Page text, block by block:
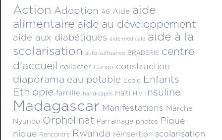
Action Adoption AG Aide aide
alimentaire aide au développement
aide aux diabétiques aide médicale aide à la
scolarisation auto-suffisance BRADERIE centre
d'accueil collecter Congo construction
diaporama eau potable Ecole Enfants
Ethiopie famille handicapés Haïti Hiv insuline
Madagascar Manifestations Marche
Nyundo Orphelinat Parrainage photos Pique-
nique Rencontre Rwanda réinsertion scolarisation